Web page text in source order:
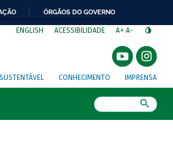
ÓRGÃOS DO GOVERNO
ENGLISH ACESSIBILIDADE A+ A-
CONHECIMENTO IMPRENSA